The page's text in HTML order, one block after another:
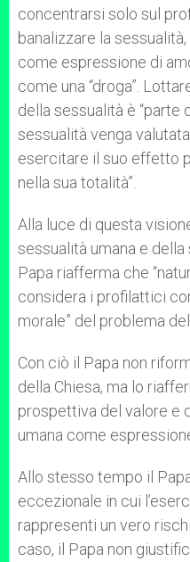
concentrarsi solo sul
banalizzare la
come espressione di
come una “droga”.
della sessualità è “parte
sessualità venga
esercitare il suo effetto
nella sua totalità”.
Alla luce di questa
sessualità umana e
Papa riafferma che
considera i profilattici
morale” del problema
Con ciò il Papa non
della Chiesa, ma lo
prospettiva del valore e
umana come
Allo stesso tempo il
eccezionale in cui
rappresenti un vero
caso, il Papa non